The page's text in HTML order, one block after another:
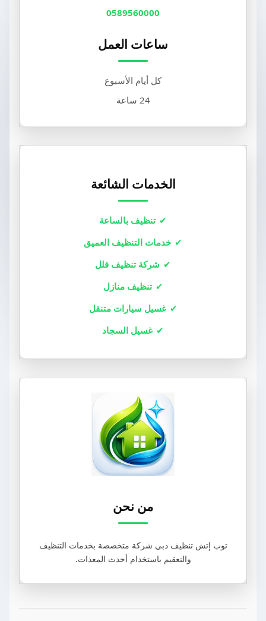
0589560000
ساعات العمل
كل أيام الأسبوع
24 ساعة
الخدمات الشائعة
تنظيف بالساعة
خدمات التنظيف العميق
شركة تنظيف فلل
تنظيف منازل
غسيل سيارات متنقل
غسيل السجاد
من نحن
توب إتش تنظيف دبي شركة متخصصة بخدمات التنظيف
والتعقيم باستخدام أحدث المعدات.